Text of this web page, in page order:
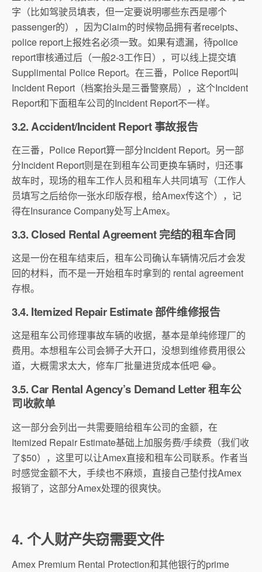
字（比如驾驶员填表， 但一定要说明哪些东西是哪个
passenger的）， 因为Claim的时候物品拥有者receipts、
police report上报姓名必须一致。如果有遗漏，待police
report审核通过后（一般2-3工作日），可以线上提交填
Supplimental Police Report。在三番，Police Report叫
Incident Report（档案抬头是三番警察局），这个Incident
Report和下面租车公司的Incident Report不一样。
3.2. Accident/Incident Report 事故报告
在三番，Police Report算一部分Incident Report。另一部
分Incident Report则是在到租车公司更换车辆时，归还事
故车时， 现场的租车工作人员和租车人共同填写（工作人
员填写之后给你一张水印版存根，给Amex传这个），记
得在Insurance Company处写上Amex。
3.3. Closed Rental Agreement 完结的租车合同
这是一份在租车结束后，租车公司确认车辆情况后才会发
回的材料， 而不是一开始租车时拿到的 rental agreement
存根。
3.4. Itemized Repair Estimate 部件维修报告
这是租车公司修理事故车辆的收据，基本是单纯修理厂的
费用。 本想租车公司会狮子大开口，没想到维修费用很公
道， 大概需求太大，修车厂批量进货成本低吧 😂。
3.5. Car Rental Agency’s Demand Letter 租车公
司收款单
这一部分会列出一共需要赔给租车公司的金额，在
Itemized Repair Estimate基础上加服务费/手续费（我们收
了$50）， 这里可以让Amex直接和租车公司联系。作者当
时感觉金额不大， 手续也不麻烦，直接自己垫付找Amex
报销了， 这部分Amex处理的很爽快。
4. 个人财产失窃需要文件
Amex Premium Rental Protection和其他银行的prime